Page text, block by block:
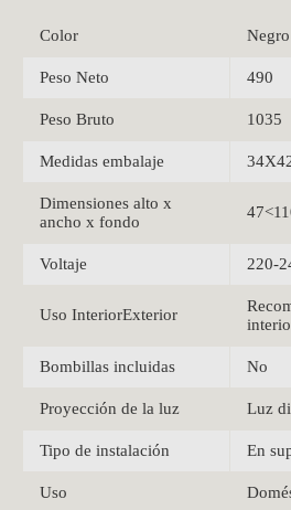
Color
Peso Neto 490
Peso Bruto 1035
Medidas embalaje
Dimensiones alto x
ancho x fondo
Voltaje 220-
Uso InteriorExterior
Bombillas incluidas No
Proyección de la luz Luz
Tipo de instalación En
Uso